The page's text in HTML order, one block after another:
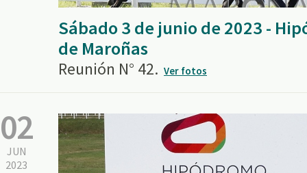
Sábado 3 de junio de 2023 -
de Maroñas
Reunión N° 42. Ver fotos
02
JUN
2023